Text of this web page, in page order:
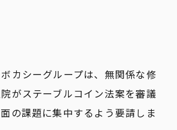
カシーグループは、無関係な修
がステーブルコイン法案を審議
の課題に集中するよう要請しま